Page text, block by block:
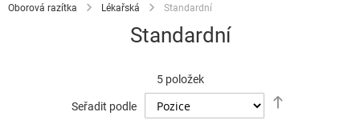
Oborová razítka
Lékařská Standardní
Standardní
5položek
Seřadit podle